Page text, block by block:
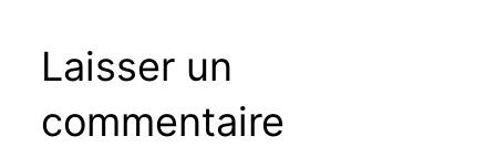
Laisser un
commentaire